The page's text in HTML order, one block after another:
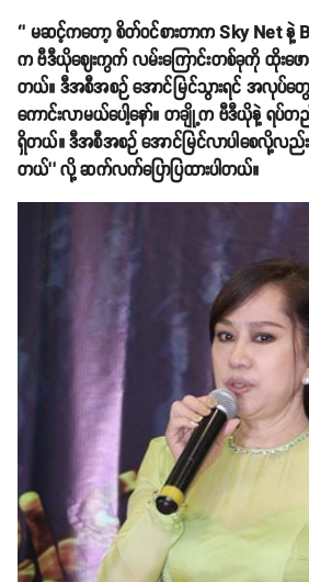
‘’ မဆင့်ကတော့ စိတ်ဝင်စားတာက Sky Net နဲ့
က ဗီဒီယိုဈေးကွက် လမ်းကြောင်းတစ်ခုကို ထိုး
တယ်။ ဒီအစီအစဉ် အောင်မြင်သွားရင် အလုပ်တွေ
ကောင်းလာမယ်ပေါ့နော်။ တချို့က ဗီဒီယိုနဲ့ ရ
ရှိတယ်။ ဒီအစီအစဉ် အောင်မြင်လာပါစေလို့လည်
တယ်’’ လို့ ဆက်လက်ပြောပြထားပါတယ်။